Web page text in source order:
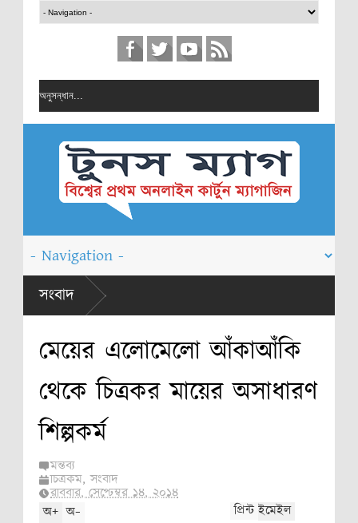
সংবাদ
মেয়ের এলোমেলো আঁকাআঁকি
থেকে চিত্রকর মায়ের অসাধারণ
শিল্পকর্ম
মন্তব্য
চিত্রকর্ম,সংবাদ
রবিবার, সেপ্টেম্বর ১৪, ২০১৪
অ+ অ- ইমেইল
প্রিন্ট